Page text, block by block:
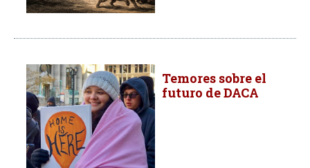
Temores sobre el
futuro de DACA